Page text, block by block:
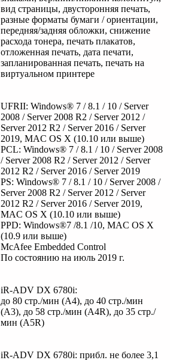
вид страницы, двусторонняя печать,
разные форматы бумаги / ориентации,
передняя/задняя обложки, снижение
расхода тонера, печать плакатов,
отложенная печать, дата печати,
запланированная печать, печать на
виртуальном принтере
UFRII: Windows® 7 / 8.1 / 10 / Server
2008 / Server 2008 R2 / Server 2012 /
Server 2012 R2 / Server 2016 / Server
2019, MAC OS X (10.10 или выше)
PCL: Windows® 7 / 8.1 / 10 / Server 2008
/ Server 2008 R2 / Server 2012 / Server
2012 R2 / Server 2016 / Server 2019
PS: Windows® 7 / 8.1 / 10 / Server 2008 /
Server 2008 R2 / Server 2012 / Server
2012 R2 / Server 2016 / Server 2019,
MAC OS X (10.10 или выше)
PPD: Windows®7 /8.1 /10, MAC OS X
(10.9 или выше)
McAfee Embedded Control
По состоянию на июль 2019 г.
iR-ADV DX 6780i:
до 80 стр./мин (А4), до 40 стр./мин
(A3), до 58 стр./мин (A4R), до 35 стр./
мин (A5R)
iR-ADV DX 6780i: прибл. не более 3,1